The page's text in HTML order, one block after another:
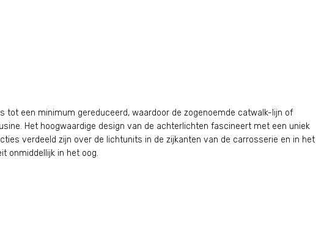
tot een minimum gereduceerd, waardoor de zogenoemde catwalk-lijn of
Het hoogwaardige design van de achterlichten fascineert met een uniek
verdeeld zijn over de lichtunits in de zijkanten van de carrosserie en in het
onmiddellijk in het oog.